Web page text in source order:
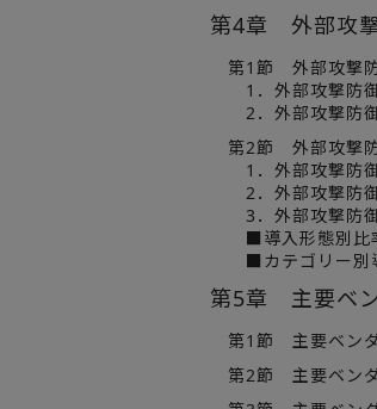
第4章 外部攻撃
第1節 外部攻撃防
1．外部攻撃防御
2．外部攻撃防御
第2節 外部攻撃防
1．外部攻撃防御
2．外部攻撃防御
3．外部攻撃防御
■導入形態別比
■カテゴリー別
第5章 主要ベ
第1節 主要ベンダ
第2節 主要ベンダ